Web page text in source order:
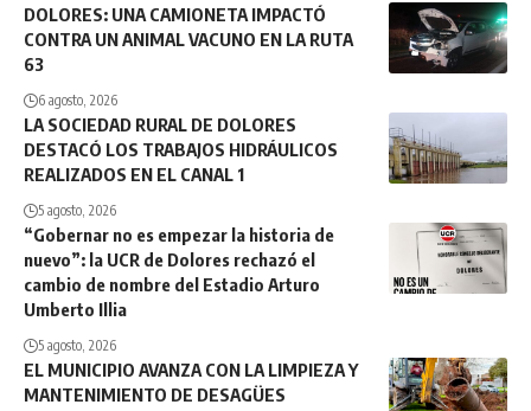
DOLORES: UNA CAMIONETA IMPACTÓ
CONTRA UN ANIMAL VACUNO EN LA RUTA
63
6 agosto, 2026
LA SOCIEDAD RURAL DE DOLORES
DESTACÓ LOS TRABAJOS HIDRÁULICOS
REALIZADOS EN EL CANAL 1
5 agosto, 2026
“Gobernar no es empezar la historia de
nuevo”: la UCR de Dolores rechazó el
cambio de nombre del Estadio Arturo
Umberto Illia
5 agosto, 2026
EL MUNICIPIO AVANZA CON LA LIMPIEZA Y
MANTENIMIENTO DE DESAGÜES